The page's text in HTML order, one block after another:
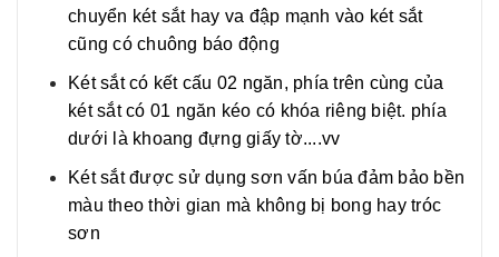
chuyển két sắt hay va đập mạnh vào két sắt
cũng có chuông báo động
Két sắt có kết cấu 02 ngăn, phía trên cùng của
két sắt có 01 ngăn kéo có khóa riêng biệt. phía
dưới là khoang đựng giấy tờ....vv
Két sắt được sử dụng sơn vấn búa đảm bảo bền
màu theo thời gian mà không bị bong hay tróc
sơn